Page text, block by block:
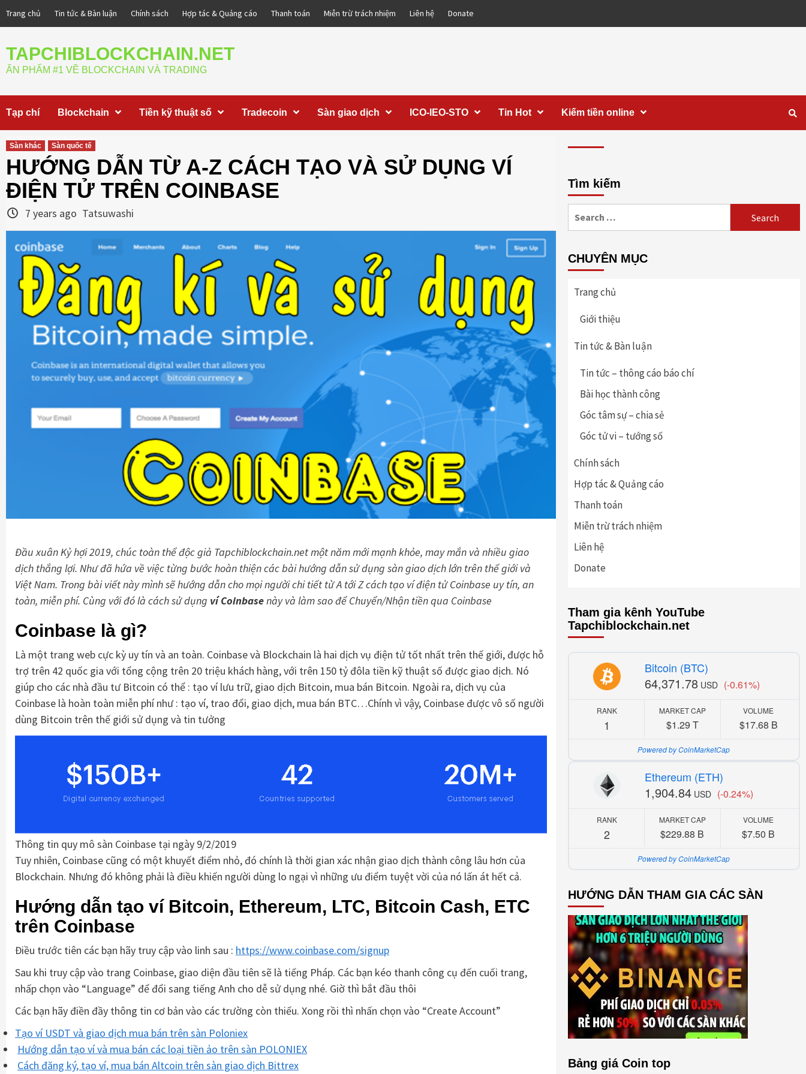
Trang chủ Tin tức & Bàn luận Chính sách Hợp tác & Quảng cáo Thanh toán Miễn trừ trách nhiệm Liên hệ Donate
TAPCHIBLOCKCHAIN.NET
ẤN PHẨM #1 VỀ BLOCKCHAIN VÀ TRADING
Tạp chí Blockchain Tiền kỹ thuật số Tradecoin Sàn giao dịch ICO-IEO-STO Tin Hot Kiếm tiền online
Sàn khác Sàn quốc tế
HƯỚNG DẪN TỪ A-Z CÁCH TẠO VÀ SỬ DỤNG VÍ
ĐIỆN TỬ TRÊN COINBASE
7 years ago Tatsuwashi
Đầu xuân Kỷ hợi 2019, chúc toàn thể độc giả Tapchiblockchain.net một năm mới mạnh khỏe, may mắn và nhiều giao
dịch thắng lợi. Như đã hứa về việc từng bước hoàn thiện các bài hướng dẫn sử dụng sàn giao dịch lớn trên thế giới và
Việt Nam. Trong bài viết này mình sẽ hướng dẫn cho mọi người chi tiết từ A tới Z cách tạo ví điện tử Coinbase uy tín, an
toàn, miễn phí. Cùng với đó là cách sử dụng ví Coinbasenày và làm sao để Chuyển/Nhận tiền qua Coinbase
Coinbase là gì?
Là một trang web cực kỳ uy tín và an toàn. Coinbase và Blockchain là hai dịch vụ điện tử tốt nhất trên thế giới, được hỗ
trợ trên 42 quốc gia với tổng cộng trên 20 triệu khách hàng, với trên 150 tỷ đôla tiền kỹ thuật số được giao dịch. Nó
giúp cho các nhà đầu tư Bitcoin có thể : tạo ví lưu trữ, giao dịch Bitcoin, mua bán Bitcoin. Ngoài ra, dịch vụ của
Coinbase là hoàn toàn miễn phí như : tạo ví, trao đổi, giao dịch, mua bán BTC…Chính vì vậy, Coinbase được vô số người
dùng Bitcoin trên thế giới sử dụng và tin tưởng
Thông tin quy mô sàn Coinbase tại ngày 9/2/2019
Tuy nhiên, Coinbase cũng có một khuyết điểm nhỏ, đó chính là thời gian xác nhận giao dịch thành công lâu hơn của
Blockchain. Nhưng đó không phải là điều khiến người dùng lo ngại vì những ưu điểm tuyệt vời của nó lấn át hết cả.
Hướng dẫn tạo ví Bitcoin, Ethereum, LTC, Bitcoin Cash, ETC
trên Coinbase
Điều trước tiên các bạn hãy truy cập vào linh sau : https://www.coinbase.com/signup
Sau khi truy cập vào trang Coinbase, giao diện đầu tiên sẽ là tiếng Pháp. Các bạn kéo thanh công cụ đến cuối trang,
nhấp chọn vào “Language” để đổi sang tiếng Anh cho dễ sử dụng nhé. Giờ thì bắt đầu thôi
Các bạn hãy điền đầy thông tin cơ bản vào các trường còn thiếu. Xong rồi thì nhấn chọn vào “Create Account”
Tạo ví USDT và giao dịch mua bán trên sàn Poloniex
Hướng dẫn tạo ví và mua bán các loại tiền ảo trên sàn POLONIEX
Cách đăng ký, tạo ví, mua bán Altcoin trên sàn giao dịch Bittrex
Tìm kiếm
CHUYÊN MỤC
Trang chủ
Giới thiệu
Tin tức & Bàn luận
Tin tức – thông cáo báo chí
Bài học thành công
Góc tâm sự – chia sẻ
Góc tử vi – tướng số
Chính sách
Hợp tác & Quảng cáo
Thanh toán
Miễn trừ trách nhiệm
Liên hệ
Donate
Tham gia kênh YouTube
Tapchiblockchain.net
Bitcoin (BTC)
64,371.78 USD (-0.61%)
RANK
1
MARKET CAP
$1.29 T
VOLUME
$17.68 B
Powered by CoinMarketCap
Ethereum (ETH)
1,904.84 USD (-0.24%)
RANK
2
MARKET CAP
$229.88 B
VOLUME
$7.50 B
Powered by CoinMarketCap
HƯỚNG DẪN THAM GIA CÁC SÀN
Bảng giá Coin top